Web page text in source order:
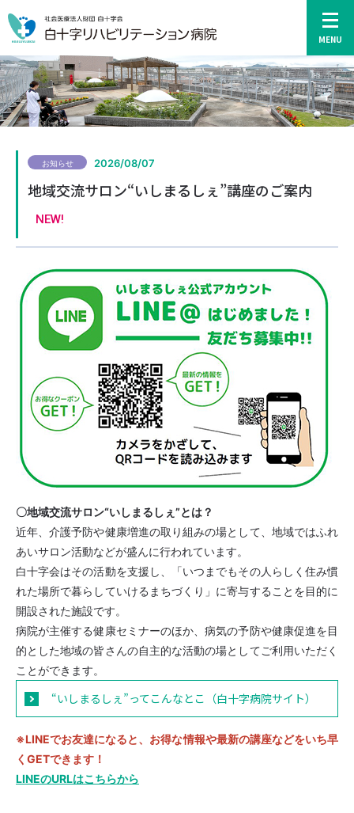
MENU
HOME
入院案内
診療科・部門
病院案内
医療関係者の方へ
ポリシー サイトマップ
〒819-8511
お知らせ 2026/08/07
地域交流サロン“いしまるしぇ”講座のご案内
NEW!
〇地域交流サロン“いしまるしぇ”とは？
近年、介護予防や健康増進の取り組みの場として、地域ではふれ
あいサロン活動などが盛んに行われています。
白十字会はその活動を支援し、「いつまでもその人らしく住み慣
れた場所で暮らしていけるまちづくり」に寄与することを目的に
開設された施設です。
病院が主催する健康セミナーのほか、病気の予防や健康促進を目
的とした地域の皆さんの自主的な活動の場としてご利用いただく
ことができます。
“いしまるしぇ”ってこんなとこ（白十字病院サイト）
※LINEでお友達になると、お得な情報や最新の講座などをいち早
くGETできます！
LINEのURLはこちらから